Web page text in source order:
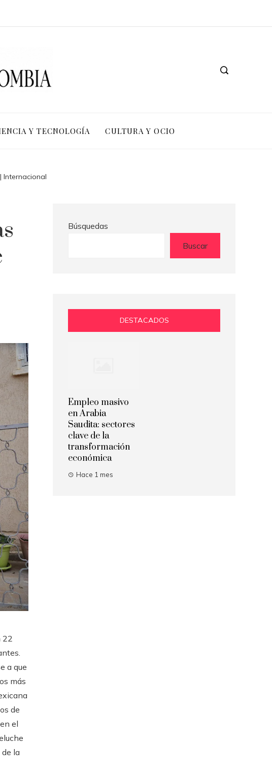
Y TECNOLOGÍA CULTURA Y OCIO
22
a que
más
de
el
la
Búsquedas
Buscar
DESTACADOS
Empleo masivo
en Arabia
Saudita: sectores
clave de la
transformación
económica
Hace 1 mes